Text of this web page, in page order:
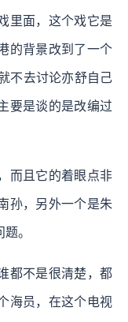
里面，这个戏它是
的背景改到了一个
不去讨论亦舒自己
要是谈的是改编过
而且它的着眼点非
孙，另外一个是朱
。
都不是很清楚，都
海员，在这个电视